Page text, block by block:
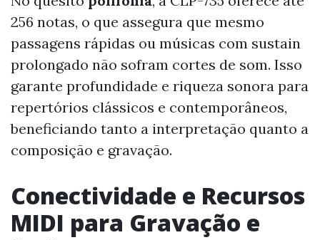
256 notas, o que assegura que mesmo
passagens rápidas ou músicas com sustain
prolongado não sofram cortes de som. Isso
garante profundidade e riqueza sonora para
repertórios clássicos e contemporâneos,
beneficiando tanto a interpretação quanto a
composição e gravação.
Conectividade e Recursos
MIDI para Gravação e